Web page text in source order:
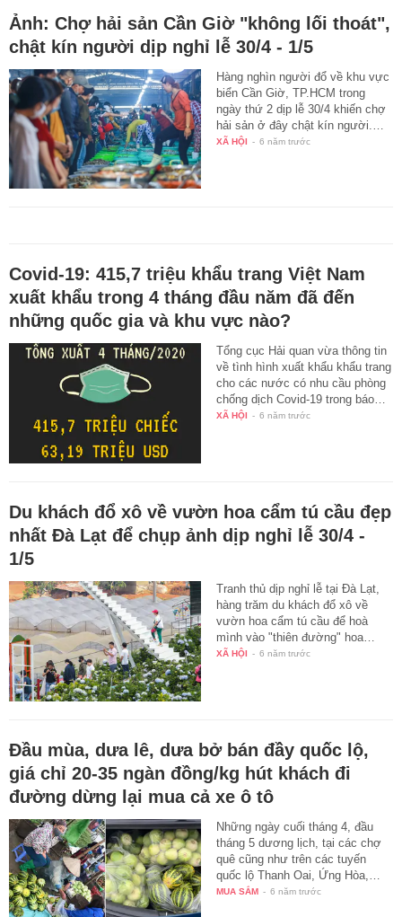
Ảnh: Chợ hải sản Cần Giờ "không lối thoát",
chật kín người dịp nghỉ lễ 30/4 - 1/5
Hàng nghìn người đổ về khu vực
biển Cần Giờ, TP.HCM trong
ngày thứ 2 dịp lễ 30/4 khiến chợ
hải sản ở đây chật kín người.…
XÃ HỘI - 6 năm trước
Covid-19: 415,7 triệu khẩu trang Việt Nam
xuất khẩu trong 4 tháng đầu năm đã đến
những quốc gia và khu vực nào?
Tổng cục Hải quan vừa thông tin
về tình hình xuất khẩu khẩu trang
cho các nước có nhu cầu phòng
chống dịch Covid-19 trong báo…
XÃ HỘI - 6 năm trước
Du khách đổ xô về vườn hoa cẩm tú cầu đẹp
nhất Đà Lạt để chụp ảnh dịp nghỉ lễ 30/4 -
1/5
Tranh thủ dịp nghỉ lễ tại Đà Lạt,
hàng trăm du khách đổ xô về
vườn hoa cẩm tú cầu để hoà
mình vào "thiên đường" hoa…
XÃ HỘI - 6 năm trước
Đầu mùa, dưa lê, dưa bở bán đầy quốc lộ,
giá chỉ 20-35 ngàn đồng/kg hút khách đi
đường dừng lại mua cả xe ô tô
Những ngày cuối tháng 4, đầu
tháng 5 dương lịch, tại các chợ
quê cũng như trên các tuyến
quốc lộ Thanh Oai, Ứng Hòa,…
MUA SẮM - 6 năm trước